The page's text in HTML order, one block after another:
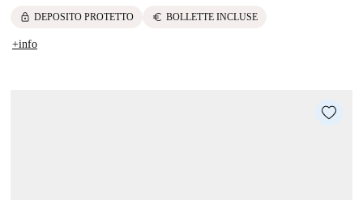
lock DEPOSITO PROTETTO euro BOLLETTE INCLUSE
+info